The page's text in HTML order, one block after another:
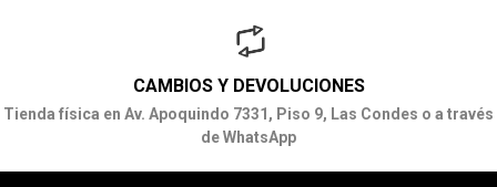
CAMBIOS Y DEVOLUCIONES
Tienda física en Av. Apoquindo 7331, Piso 9, Las Condes o a través
de WhatsApp